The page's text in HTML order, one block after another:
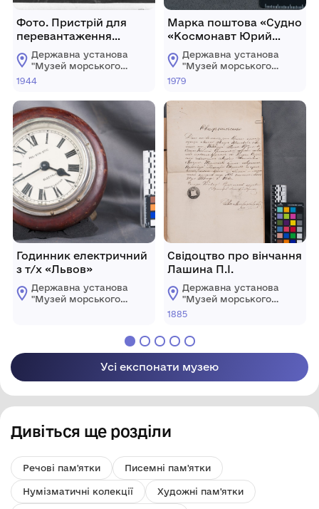
Фото. Пристрій для
перевантаження
потягів на т/х «Клара
Цеткин».
Державна установа
"Музей морського
флоту України"
1944
Годинник електричний
з т/х «Львов»
Державна установа
"Музей морського
Марка поштова «Судно
«Космонавт Юрий
Гагарин»
Державна установа
"Музей морського
флоту України"
1979
Свідоцтво про вінчання
Лашина П.І.
Державна установа
"Музей морського
флоту України"
1885
Усі експонати музею
Дивіться ще розділи
Речові пам'ятки Писемні пам'ятки
Нумізматичні колекції Художні пам'ятки